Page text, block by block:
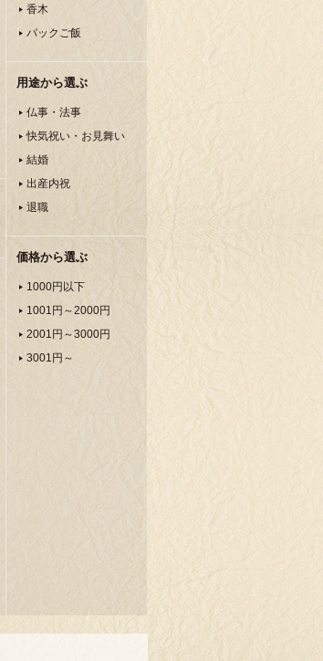
香木
パックご飯
用途から選ぶ
仏事・法事
快気祝い・お見舞い
結婚
出産内祝
退職
価格から選ぶ
1000円以下
1001円～2000円
2001円～3000円
3001円～